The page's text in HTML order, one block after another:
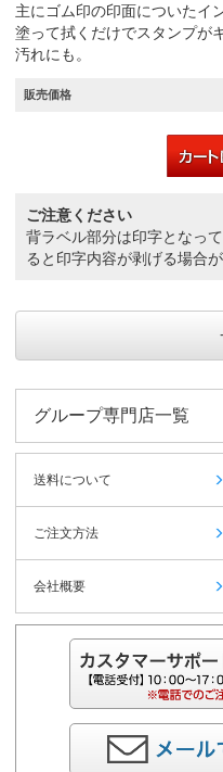
主にゴム印の印面についたイ
塗って拭くだけでスタンプが
汚れにも。
販売価格
ご注意ください
背ラベル部分は印字となっ
ると印字内容が剥げる場合が
グループ専門店一覧
送料について
ご注文方法
会社概要